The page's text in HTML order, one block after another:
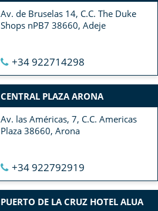
Av. de Bruselas 14, C.C. The Duke
Shops nPB7 38660, Adeje
+34 922714298
CENTRAL PLAZA ARONA
Av. las Américas, 7, C.C. Americas
Plaza 38660, Arona
+34 922792919
PUERTO DE LA CRUZ HOTEL ALUA